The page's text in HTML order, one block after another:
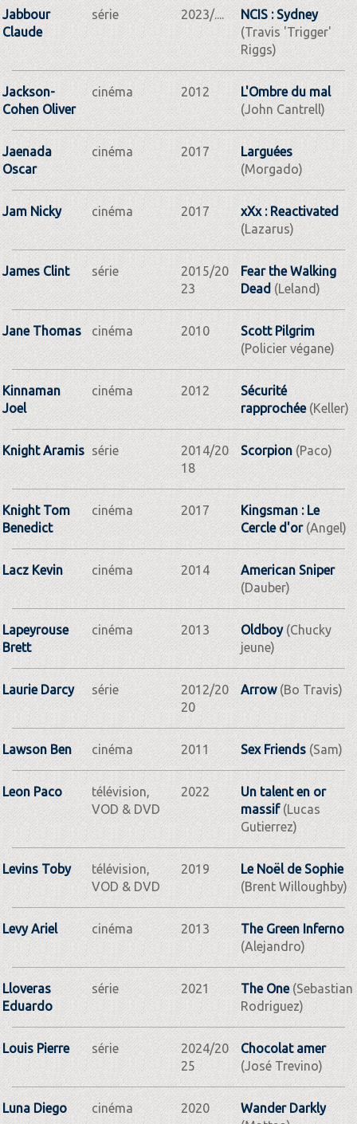
Jabbour
Claude
série 2023/....
NCIS : Sydney
(Travis 'Trigger'
Riggs)
Jackson-
Cohen Oliver
cinéma 2012
L'Ombre du mal
(John Cantrell)
Jaenada
Oscar
cinéma 2017
Larguées
(Morgado)
Jam Nicky cinéma 2017
xXx : Reactivated
(Lazarus)
James Clint série
2015/20
23
Fear the Walking
Dead (Leland)
Jane Thomas cinéma 2010
Scott Pilgrim
(Policier végane)
Kinnaman
Joel
cinéma 2012
Sécurité
rapprochée(Keller)
Knight Aramis série
2014/20
18
Scorpion(Paco)
Knight Tom
Benedict
cinéma 2017
Kingsman : Le
Cercle d'or(Angel)
Lacz Kevin cinéma 2014
American Sniper
(Dauber)
Lapeyrouse
Brett
cinéma 2013 Oldboy(Chucky
jeune)
Laurie Darcy série
2012/20
20
Arrow(Bo Travis)
Lawson Ben cinéma 2011 Sex Friends(Sam)
Leon Paco
télévision,
VOD & DVD
2022
Un talent en or
massif(Lucas
Gutierrez)
Levins Toby
télévision,
VOD & DVD
2019
Le Noël de Sophie
(Brent Willoughby)
Levy Ariel cinéma 2013
The Green Inferno
(Alejandro)
Lloveras
Eduardo
série 2021 The One(Sebastian
Rodriguez)
Louis Pierre série
2024/20
25
Chocolat amer
(José Trevino)
Luna Diego cinéma 2020
Wander Darkly